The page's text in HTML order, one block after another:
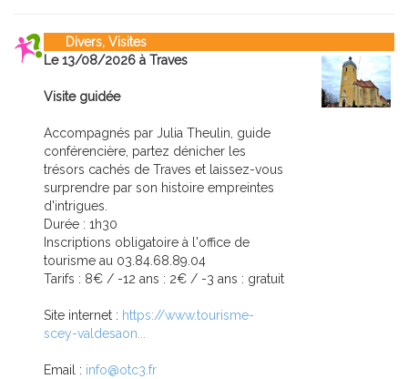
Divers, Visites
Le 13/08/2026 à Traves
Visite guidée
Accompagnés par Julia Theulin, guide
conférencière, partez dénicher les
trésors cachés de Traves et laissez-vous
surprendre par son histoire empreintes
d'intrigues.
Durée : 1h30
Inscriptions obligatoire à l'office de
tourisme au 03.84.68.89.04
Tarifs : 8€ / -12 ans : 2€ / -3 ans : gratuit
Site internet : https://www.tourisme-
scey-valdesaon...
Email : info@otc3.fr